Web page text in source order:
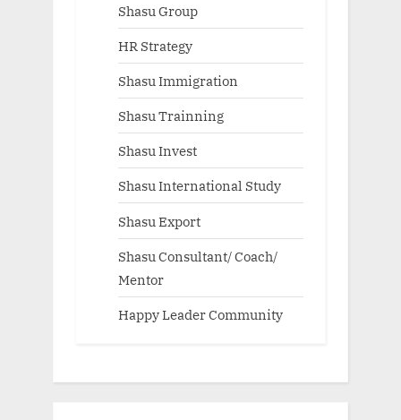
Shasu Group
HR Strategy
Shasu Immigration
Shasu Trainning
Shasu Invest
Shasu International Study
Shasu Export
Shasu Consultant/ Coach/
Mentor
Happy Leader Community